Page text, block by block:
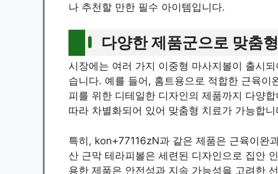
나 추천할 만한 필수 아이템입니다.
다양한 제품군으로 맞춤
시장에는 여러 가지 이중형 마사지볼이 출시
습니다. 예를 들어, 홈트용으로 적합한 근육
피를 위한 디테일한 디자인의 제품까지 다양
따라 차별화되어 있어 맞춤형 치료가 가능합니
특히, kon+77116zN과 같은 제품은 근육이완
산 근막 테라피볼은 세련된 디자인으로 집안
용한 제품은 안전성과 지속 가능성을 고려한